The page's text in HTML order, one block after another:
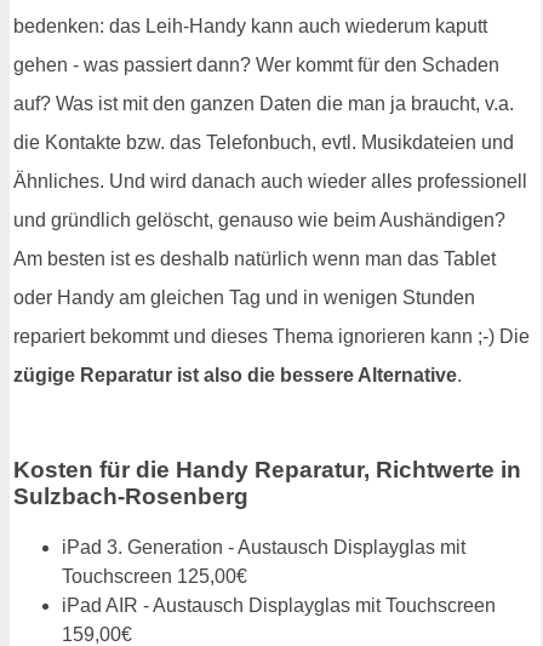
bedenken: das Leih-Handy kann auch wiederum kaputt
gehen - was passiert dann? Wer kommt für den Schaden
auf? Was ist mit den ganzen Daten die man ja braucht, v.a.
die Kontakte bzw. das Telefonbuch, evtl. Musikdateien und
Ähnliches. Und wird danach auch wieder alles professionell
und gründlich gelöscht, genauso wie beim Aushändigen?
Am besten ist es deshalb natürlich wenn man das Tablet
oder Handy am gleichen Tag und in wenigen Stunden
repariert bekommt und dieses Thema ignorieren kann ;-) Die
zügige Reparatur ist also die bessere Alternative.
Kosten für die Handy Reparatur, Richtwerte in
Sulzbach-Rosenberg
iPad 3. Generation - Austausch Displayglas mit
Touchscreen 125,00€
iPad AIR - Austausch Displayglas mit Touchscreen
159,00€